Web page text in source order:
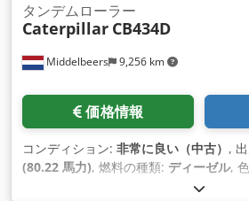
Middelbeers 9,256 km
タンデムローラー
Caterpillar CB434D
価格情報
コンディション: 非常に良い（中古） ,
(80.22 馬力), 燃料の種類: ディーゼル,
, 稼働時間: